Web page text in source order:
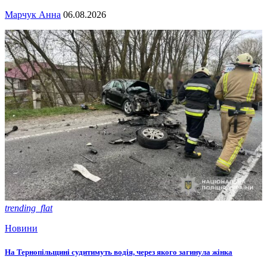
Марчук Анна 06.08.2026
trending_flat
Новини
На Тернопільщині судитимуть водія, через якого загинула жінка